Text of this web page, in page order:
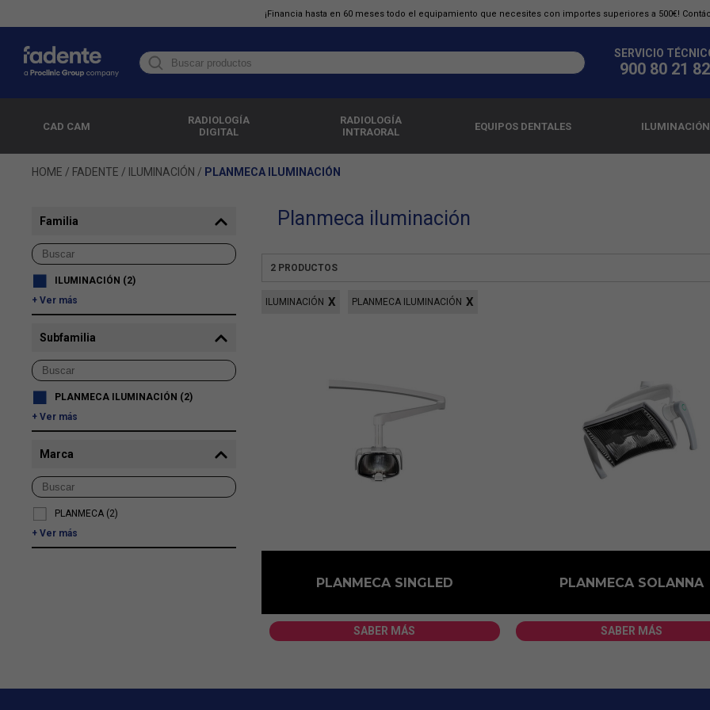
¡Financia hasta en 60 meses todo el equipamiento que necesites con importes superiores a 500€!
SERVICIO
900 80 21 82
CAD CAM
RADIOLOGÍA
DIGITAL
RADIOLOGÍA
INTRAORAL
EQUIPOS DENTALES ILUMINACIÓN
HOME / FADENTE / ILUMINACIÓN / PLANMECA ILUMINACIÓN
Familia
ILUMINACIÓN (2)
Ver más
Subfamilia
PLANMECA ILUMINACIÓN (2)
Ver más
Marca
PLANMECA (2)
Ver más
Planmeca iluminación
2PRODUCTOS
ILUMINACIÓN PLANMECA ILUMINACIÓN
PLANMECA SINGLED
SABER MÁS
PLANMECA SOLANNA
SABER MÁS